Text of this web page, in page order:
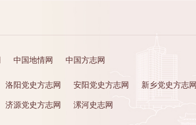
中国地情网 中国方志网
洛阳党史方志网 安阳党史方志网 新乡党史方志网
济源党史方志网 漯河史志网